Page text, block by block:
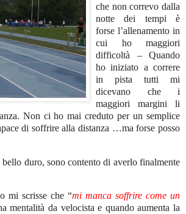
che non correvo dalla
notte dei tempi è
forse l’allenamento in
cui ho maggiori
difficoltà – Quando
ho iniziato a correre
in pista tutti mi
dicevano che i
maggiori margini li
Non ci ho mai creduto per un semplice
di soffrire alla distanza …ma forse posso
bello duro, sono contento di averlo finalmente
mi scrisse che “mi manca soffrire come un
mentalità da velocista e quando aumenta la